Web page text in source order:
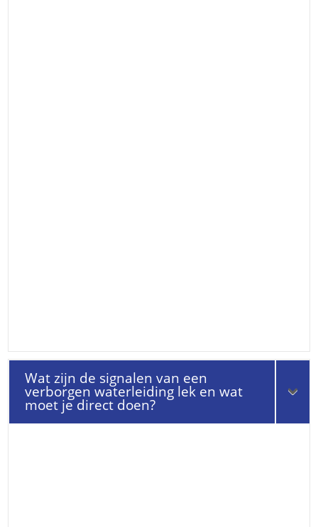
Wat zijn de signalen van een
verborgen waterleiding lek en wat
moet je direct doen?